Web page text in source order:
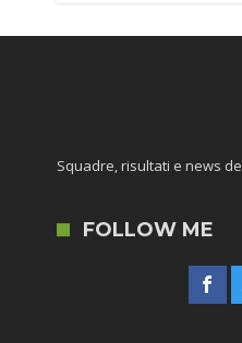
Squadre, risultati e news
FOLLOW ME